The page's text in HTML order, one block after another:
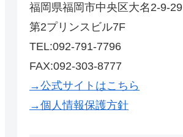
福岡県福岡市中央区大名2-9-29
第2プリンスビル7F
TEL:092-791-7796
FAX:092-303-8777
→公式サイトはこちら
→個人情報保護方針